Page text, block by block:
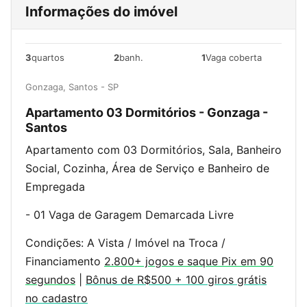
Informações do imóvel
3quartos 2banh. 1Vaga coberta
Gonzaga, Santos - SP
Apartamento 03 Dormitórios - Gonzaga -
Santos
Apartamento com 03 Dormitórios, Sala, Banheiro
Social, Cozinha, Área de Serviço e Banheiro de
Empregada
- 01 Vaga de Garagem Demarcada Livre
Condições: A Vista / Imóvel na Troca /
Financiamento 2.800+ jogos e saque Pix em 90
segundos
Bônus de R$500 + 100 giros grátis
no cadastro